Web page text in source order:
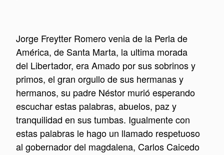
Jorge Freytter Romero venia de la Perla de
América, de Santa Marta, la ultima morada
del Libertador, era Amado por sus sobrinos y
primos, el gran orgullo de sus hermanas y
hermanos, su padre Néstor murió esperando
escuchar estas palabras, abuelos, paz y
tranquilidad en sus tumbas. Igualmente con
estas palabras le hago un llamado respetuoso
al gobernador del magdalena, Carlos Caicedo